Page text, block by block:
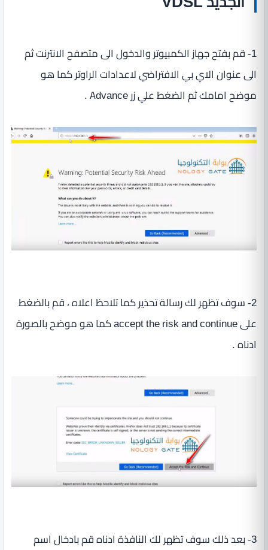
1- قم بفتح جهاز الكمبيوتر والدخول الى متصفح الانترنت ثم
الى عنوان الاي بي الافتراضي لاعدادات الراوتر كما هو
موضح امامك ثم الضغط علي زر Advance .
2- سوف تظهر لك رسالة تحذير كما تلاحظ اعلاه ، قم بالضغط
على accept the risk and continue كما هو موضح بالصورة
ادناه .
3- بعد ذلك سوف تظهر لك النافذة ادناه قم بادخال اسم